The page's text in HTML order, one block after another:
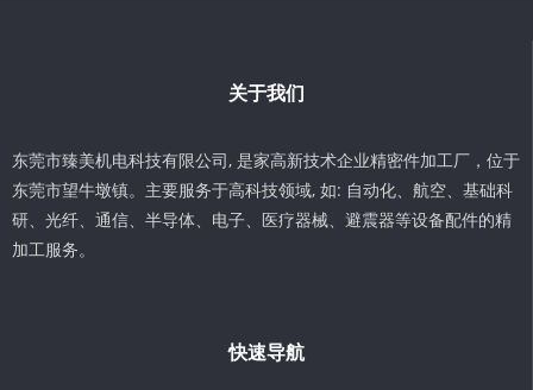
关于我们
东莞市臻美机电科技有限公司, 是家高新技术企业精密件加工厂，位于
东莞市望牛墩镇。主要服务于高科技领域, 如: 自动化、航空、基础科
研、光纤、通信、半导体、电子、医疗器械、避震器等设备配件的精
加工服务。
快速导航